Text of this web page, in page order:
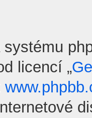
licencí „